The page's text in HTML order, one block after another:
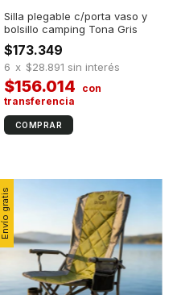
Silla plegable c/porta vaso y
bolsillo camping Tona Gris
$173.349
$156.014
6 x $28.891 sin interés
Envío gratis